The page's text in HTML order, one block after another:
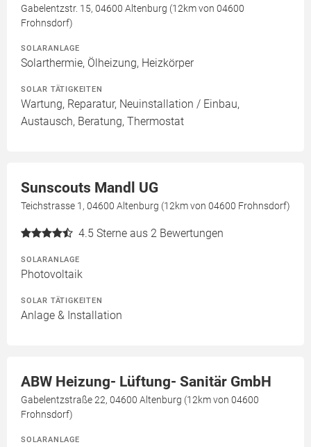
Gabelentzstr. 15, 04600 Altenburg (12km von 04600
Frohnsdorf)
SOLARANLAGE
Solarthermie, Ölheizung, Heizkörper
SOLAR TÄTIGKEITEN
Wartung, Reparatur, Neuinstallation / Einbau,
Austausch, Beratung, Thermostat
Sunscouts Mandl UG
Teichstrasse 1, 04600 Altenburg (12km von 04600 Frohnsdorf)
4.5 Sterne aus 2 Bewertungen
SOLARANLAGE
Photovoltaik
SOLAR TÄTIGKEITEN
Anlage & Installation
ABW Heizung- Lüftung- Sanitär GmbH
Gabelentzstraße 22, 04600 Altenburg (12km von 04600
Frohnsdorf)
SOLARANLAGE